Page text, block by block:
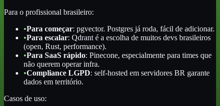
Para o profissional brasileiro:
•Para começar: pgvector. Postgres já roda, fácil de adicionar.
•Para escalar: Qdrant é a escolha de muitos devs brasileiros
(open, Rust, performance).
•Para SaaS rápido: Pinecone, especialmente para times que
não querem operar infra.
•Compliance LGPD: self-hosted em servidores BR garante
dados em território.
Casos de uso: